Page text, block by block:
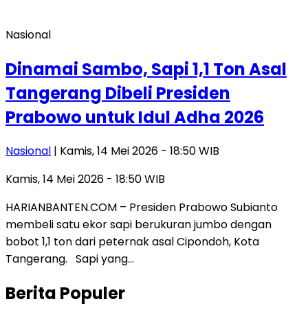
Nasional
Dinamai Sambo, Sapi 1,1 Ton Asal
Tangerang Dibeli Presiden
Prabowo untuk Idul Adha 2026
Nasional | Kamis, 14 Mei 2026 - 18:50 WIB
Kamis, 14 Mei 2026 - 18:50 WIB
HARIANBANTEN.COM – Presiden Prabowo Subianto
membeli satu ekor sapi berukuran jumbo dengan
bobot 1,1 ton dari peternak asal Cipondoh, Kota
Tangerang. Sapi yang…
Berita Populer